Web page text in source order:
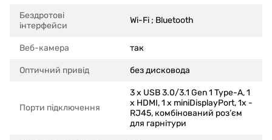
Бездротові
інтерфейси
Wi-Fi ; Bluetooth
Веб-камера так
Оптичний привід без дисковода
Порти підключення
3 x USB 3.0/3.1 Gen 1 Type-A, 1
x HDMI, 1 x miniDisplayPort, 1x -
RJ45, комбінований роз’єм
для гарнітури